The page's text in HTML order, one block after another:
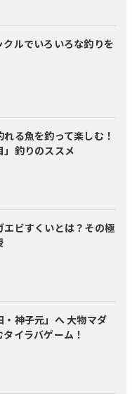
クルでいろいろな釣りを
る魚を釣って楽しむ！
」釣りのススメ
ビすくいとは？ その極
・神子元」へ大物マダ
イラバゲーム！